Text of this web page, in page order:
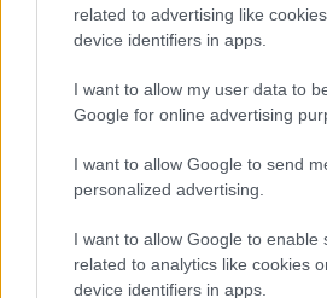
related to advertising like
device identifiers in apps.
I want to allow my user data to
Google for online advertising
I want to allow Google to send
personalized advertising.
I want to allow Google to enable
related to analytics like cookies
device identifiers in apps.